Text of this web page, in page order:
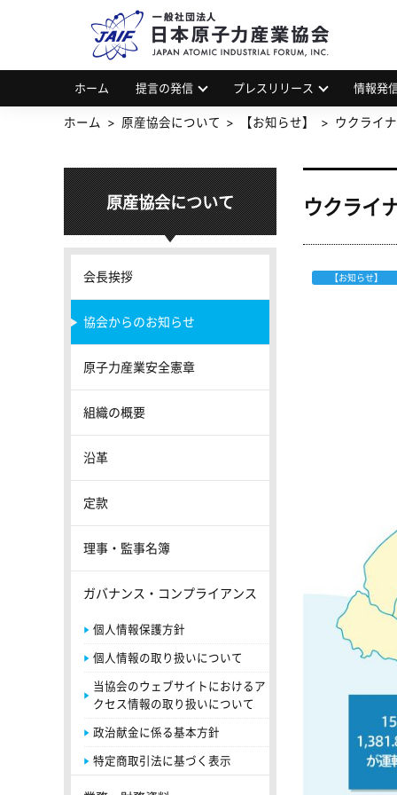
ホーム 提言の発信 プレスリリース 情報発
ホーム 原産協会について 【お知らせ】 ウクライ
ウクライ
【お知らせ】
原産協会について
会長挨拶
協会からのお知らせ
原子力産業安全憲章
組織の概要
沿革
定款
理事・監事名簿
ガバナンス・コンプライアンス
個人情報保護方針
個人情報の取り扱いについて
当協会のウェブサイトにおけるア
クセス情報の取り扱いについて
政治献金に係る基本方針
特定商取引法に基づく表示